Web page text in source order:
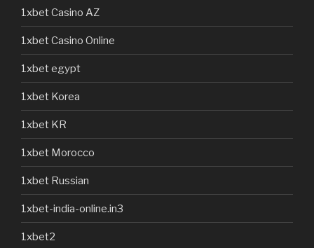
1xbet Casino AZ
1xbet Casino Online
1xbet egypt
1xbet Korea
1xbet KR
1xbet Morocco
1xbet Russian
1xbet-india-online.in3
1xbet2